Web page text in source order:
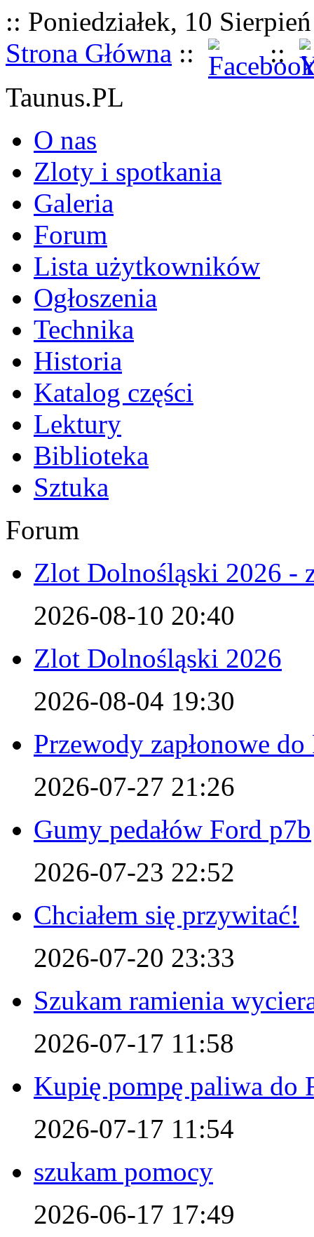
:: Poniedziałek, 10
Strona Główna ::
::
Taunus.PL
O nas
Zloty i spotkania
Galeria
Forum
Lista użytkowników
Ogłoszenia
Technika
Historia
Katalog części
Lektury
Biblioteka
Sztuka
Forum
Zlot Dolnośląski 2026 -
2026-08-10 20:40
Zlot Dolnośląski 2026
2026-08-04 19:30
Przewody zapłonowe
2026-07-27 21:26
Gumy pedałów Ford p7b
2026-07-23 22:52
Chciałem się przywitać!
2026-07-20 23:33
Szukam ramienia
2026-07-17 11:58
Kupię pompę paliwa do
2026-07-17 11:54
szukam pomocy
2026-06-17 17:49